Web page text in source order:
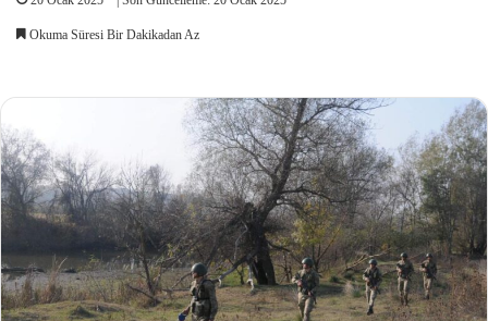
Okuma Süresi Bir Dakikadan Az